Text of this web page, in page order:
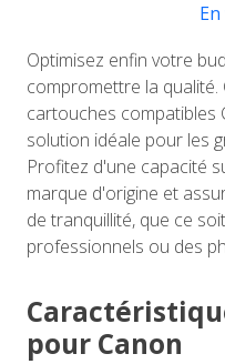
Optimisez enfin votre
compromettre la qualité.
cartouches compatibles
solution idéale pour les
Profitez d'une capacité
marque d'origine et
de tranquillité, que ce
professionnels ou des
pour Canon